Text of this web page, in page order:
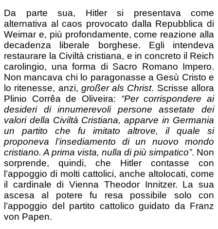
Da parte sua, Hitler si presentava come
alternativa al caos provocato dalla Repubblica di
Weimar e, più profondamente, come reazione alla
decadenza liberale borghese. Egli intendeva
restaurare la Civiltà cristiana, e in concreto il Reich
carolingio, una forma di Sacro Romano Impero.
Non mancava chi lo paragonasse a Gesù Cristo e
lo ritenesse, anzi, großer als Christ. Scrisse allora
Plinio Corrêa de Oliveira: “Per corrispondere ai
desideri di innumerevoli persone assetate dei
valori della Civiltà Cristiana, apparve in Germania
un partito che fu imitato altrove, il quale si
proponeva l’insediamento di un nuovo mondo
cristiano. A prima vista, nulla di più simpatico”. Non
sorprende, quindi, che Hitler contasse con
l’appoggio di molti cattolici, anche altolocati, come
il cardinale di Vienna Theodor Innitzer. La sua
ascesa al potere fu resa possibile solo con
l’appoggio del partito cattolico guidato da Franz
von Papen.